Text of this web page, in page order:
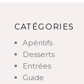
CATÉGORIES
Apéritifs
Desserts
Entrées
Guide